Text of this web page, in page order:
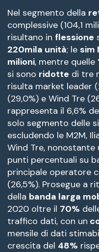
Nel segmento della
complessive (104,1
risultano in flessione
220mila unità; le sim
milioni, mentre quelle
si sono ridotte di tre
risulta market leader
(29,0%) e Wind Tre
rappresenta il 6,6%
solo segmento delle
escludendo le M2M,
Wind Tre, nonostante
punti percentuali su
principale operatore
(26,5%). Prosegue a
della banda larga
2020 oltre il 70%
traffico dati, con un
mensile di dati
crescita del 48%